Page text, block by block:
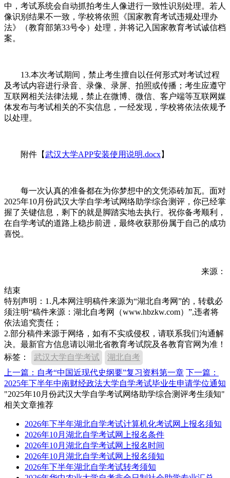
中，考试系统会自动抓拍考生人像进行一致性识别处理。若人
像识别结果不一致，学校将依照《国家教育考试违规处理办
法》（教育部第33号令）处理，并将记入国家教育考试诚信档
案。
13.本次考试期间，禁止考生擅自以任何形式对考试过程
及考试内容进行录音、录像、录屏、拍照或传播；考生应遵守
互联网相关法律法规，禁止在微博、微信、客户端等互联网媒
体发布与考试相关的不实信息，一经发现，学校将依法依规予
以处理。
附件【武汉大学APP安装使用说明.docx】
每一次认真的准备都在为你梦想中的文凭添砖加瓦。面对
2025年10月份武汉大学自学考试网络助学综合测评，你已经掌
握了关键信息，剩下的就是脚踏实地去执行。祝你备考顺利，
在自学考试的道路上稳步前进，最终收获那份属于自己的成功
喜悦。
来源：
结束
特别声明：1.凡本网注明稿件来源为“湖北自考网”的，转载必
须注明“稿件来源：湖北自考网（www.hbzkw.com）”,违者将
依法追究责任；
2.部分稿件来源于网络，如有不实或侵权，请联系我们沟通解
决。最新官方信息请以湖北省教育考试院及各教育官网为准！
标签：
武汉大学自学考试
湖北自考
上一篇：自考“中国近现代史纲要”复习资料第一章 下一篇：
2025年下半年中南财经政法大学自学考试毕业生申请学位通知
"2025年10月份武汉大学自学考试网络助学综合测评考生须知"
相关文章推荐
2026年下半年湖北自学考试计算机化考试网上报名须知
2026年10月湖北自学考试网上报名条件
2026年10月湖北自学考试网上报名时间
2026年10月湖北自学考试网上报名须知
2026年下半年湖北自学考试转考须知